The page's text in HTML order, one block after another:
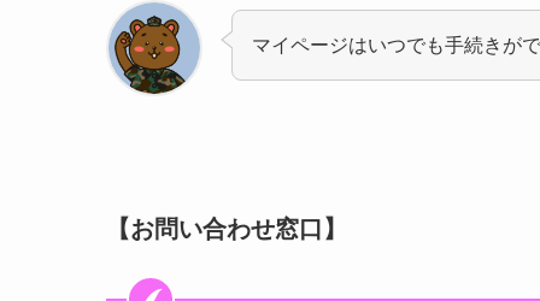
マイページはいつでも手続きが
【お問い合わせ窓口】